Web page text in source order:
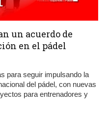
un acuerdo de
en el pádel
para seguir impulsando la
del pádel, con nuevas
para entrenadores y